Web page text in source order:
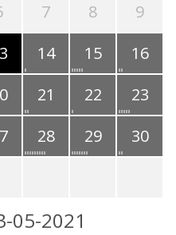
7 8
9
14 15
16
21 22
23
28 29
30
05-2021